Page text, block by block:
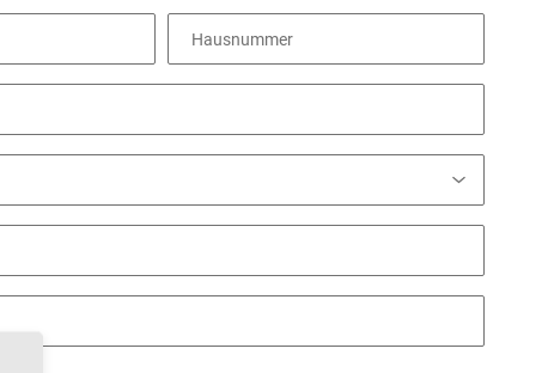
Hausnummer